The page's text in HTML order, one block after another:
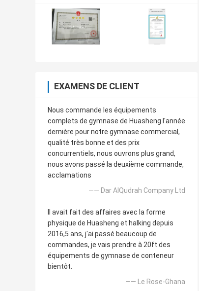
EXAMENS DE CLIENT
Nous commande les équipements
complets de gymnase de Huasheng l'année
dernière pour notre gymnase commercial,
qualité très bonne et des prix
concurrentiels, nous ouvrons plus grand,
nous avons passé la deuxième commande,
acclamations
—— Dar AlQudrah Company Ltd
Il avait fait des affaires avec la forme
physique de Huasheng et halking depuis
2016,5 ans, j'ai passé beaucoup de
commandes, je vais prendre à 20ft des
équipements de gymnase de conteneur
bientôt.
—— Le Rose-Ghana